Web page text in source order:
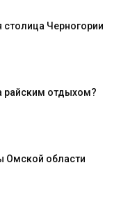
столица Черногории
райским отдыхом?
Омской области